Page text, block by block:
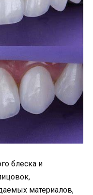
блеска и
материалов,